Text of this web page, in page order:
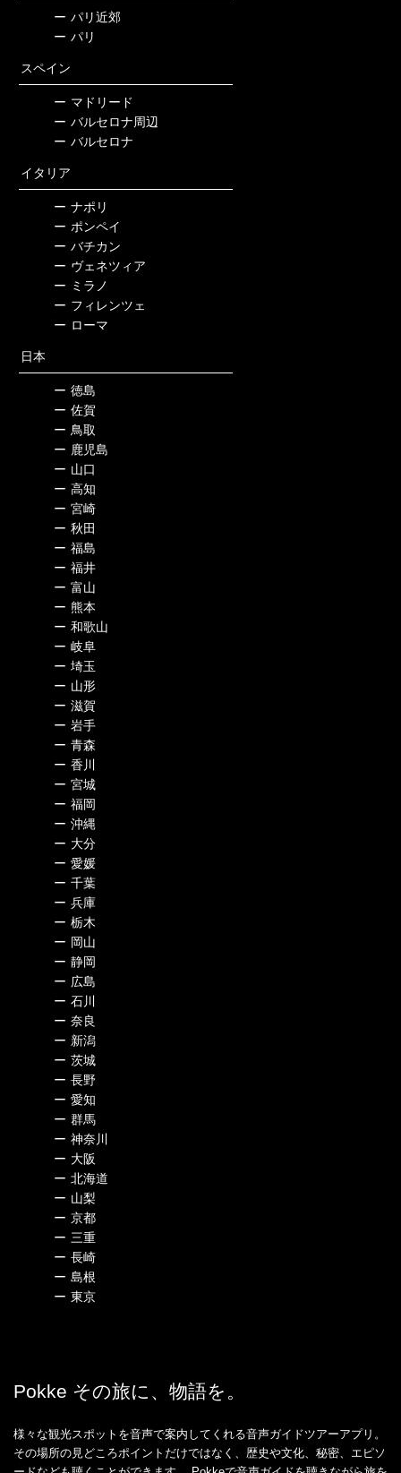
ー パリ近郊
ー パリ
スペイン
ー マドリード
ー バルセロナ周辺
ー バルセロナ
イタリア
ー ナポリ
ー ポンペイ
ー バチカン
ー ヴェネツィア
ー ミラノ
ー フィレンツェ
ー ローマ
日本
ー 徳島
ー 佐賀
ー 鳥取
ー 鹿児島
ー 山口
ー 高知
ー 宮崎
ー 秋田
ー 福島
ー 福井
ー 富山
ー 熊本
ー 和歌山
ー 岐阜
ー 埼玉
ー 山形
ー 滋賀
ー 岩手
ー 青森
ー 香川
ー 宮城
ー 福岡
ー 沖縄
ー 大分
ー 愛媛
ー 千葉
ー 兵庫
ー 栃木
ー 岡山
ー 静岡
ー 広島
ー 石川
ー 奈良
ー 新潟
ー 茨城
ー 長野
ー 愛知
ー 群馬
ー 神奈川
ー 大阪
ー 北海道
ー 山梨
ー 京都
ー 三重
ー 長崎
ー 島根
ー 東京
Pokke その旅に、物語を。
様々な観光スポットを音声で案内してくれる音声ガイドツアーアプリ。
その場所の見どころポイントだけではなく、歴史や文化、秘密、エピソ